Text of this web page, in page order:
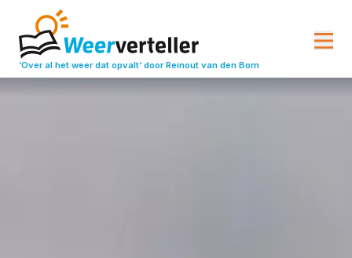
‘Over al het weer dat opvalt’ door Reinout van den Born